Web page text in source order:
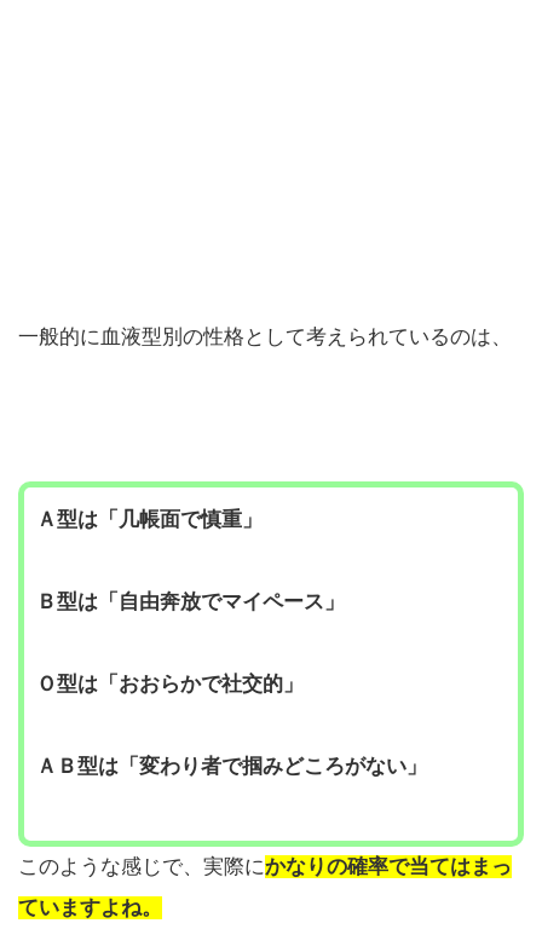
一般的に血液型別の性格として考えられているのは、
Ａ型は「几帳面で慎重」
Ｂ型は「自由奔放でマイペース」
Ｏ型は「おおらかで社交的」
ＡＢ型は「変わり者で掴みどころがない」
このような感じで、実際にかなりの確率で当てはまっ
ていますよね。